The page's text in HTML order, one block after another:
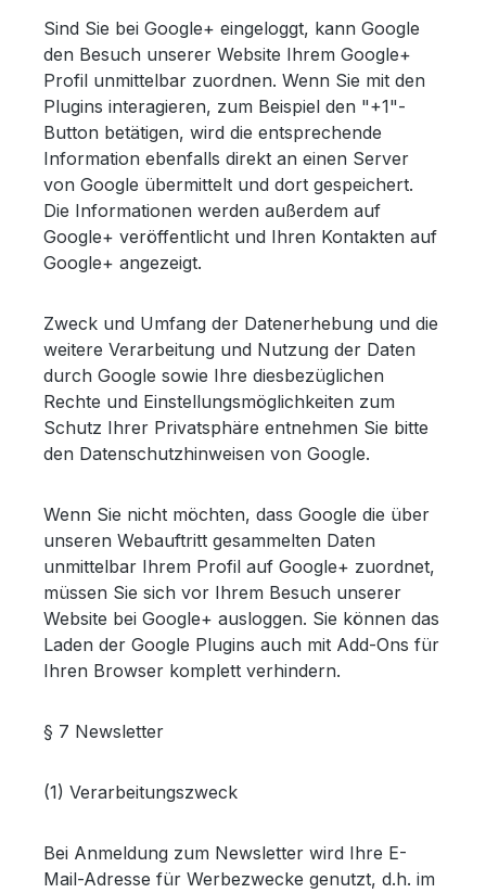
Sind Sie bei Google+ eingeloggt, kann Google
den Besuch unserer Website Ihrem Google+
Profil unmittelbar zuordnen. Wenn Sie mit den
Plugins interagieren, zum Beispiel den "+1"-
Button betätigen, wird die entsprechende
Information ebenfalls direkt an einen Server
von Google übermittelt und dort gespeichert.
Die Informationen werden außerdem auf
Google+ veröffentlicht und Ihren Kontakten auf
Google+ angezeigt.
Zweck und Umfang der Datenerhebung und die
weitere Verarbeitung und Nutzung der Daten
durch Google sowie Ihre diesbezüglichen
Rechte und Einstellungsmöglichkeiten zum
Schutz Ihrer Privatsphäre entnehmen Sie bitte
den Datenschutzhinweisen von Google.
Wenn Sie nicht möchten, dass Google die über
unseren Webauftritt gesammelten Daten
unmittelbar Ihrem Profil auf Google+ zuordnet,
müssen Sie sich vor Ihrem Besuch unserer
Website bei Google+ ausloggen. Sie können das
Laden der Google Plugins auch mit Add-Ons für
Ihren Browser komplett verhindern.
§ 7 Newsletter
(1) Verarbeitungszweck
Bei Anmeldung zum Newsletter wird Ihre E-
Mail-Adresse für Werbezwecke genutzt, d.h. im